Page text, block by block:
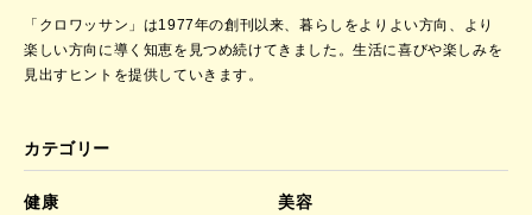
「クロワッサン」は1977年の創刊以来、暮らしをよりよい方向、より
楽しい方向に導く知恵を見つめ続けてきました。生活に喜びや楽しみを
見出すヒントを提供していきます。
カテゴリー
健康
美容